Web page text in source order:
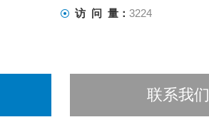
访 问 量： 3224
联系我们